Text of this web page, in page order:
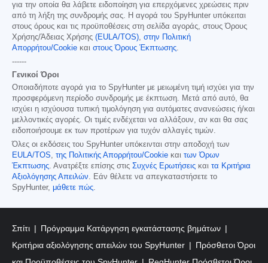
για την οποία θα λάβετε ειδοποίηση για επερχόμενες χρεώσεις πριν
από τη λήξη της συνδρομής σας. Η αγορά του SpyHunter υπόκειται
στους όρους και τις προϋποθέσεις στη σελίδα αγοράς, στους Όρους
Χρήσης/Άδειας Χρήσης (EULA/TOS), στην Πολιτική
Απορρήτου/Cookie και στους Όρους Έκπτωσης.
------
Γενικοί Όροι
Οποιαδήποτε αγορά για το SpyHunter με μειωμένη τιμή ισχύει για την
προσφερόμενη περίοδο συνδρομής με έκπτωση. Μετά από αυτό, θα
ισχύει η ισχύουσα τυπική τιμολόγηση για αυτόματες ανανεώσεις ή/και
μελλοντικές αγορές. Οι τιμές ενδέχεται να αλλάξουν, αν και θα σας
ειδοποιήσουμε εκ των προτέρων για τυχόν αλλαγές τιμών.
Όλες οι εκδόσεις του SpyHunter υπόκεινται στην αποδοχή των
EULA/TOS, της Πολιτικής Απορρήτου/Cookie και των Όρων
Έκπτωσης. Ανατρέξτε επίσης στις Συχνές Ερωτήσεις και τα Κριτήρια
Αξιολόγησης Απειλών. Εάν θέλετε να απεγκαταστήσετε το
SpyHunter, μάθετε πώς.
Σπίτι
Πρόγραμμα Κατάργηση εγκατάστασης βημάτων
Κριτήρια αξιολόγησης απειλών του SpyHunter
Πρόσθετοι Όροι